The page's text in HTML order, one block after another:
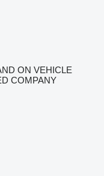
ON VEHICLE
COMPANY